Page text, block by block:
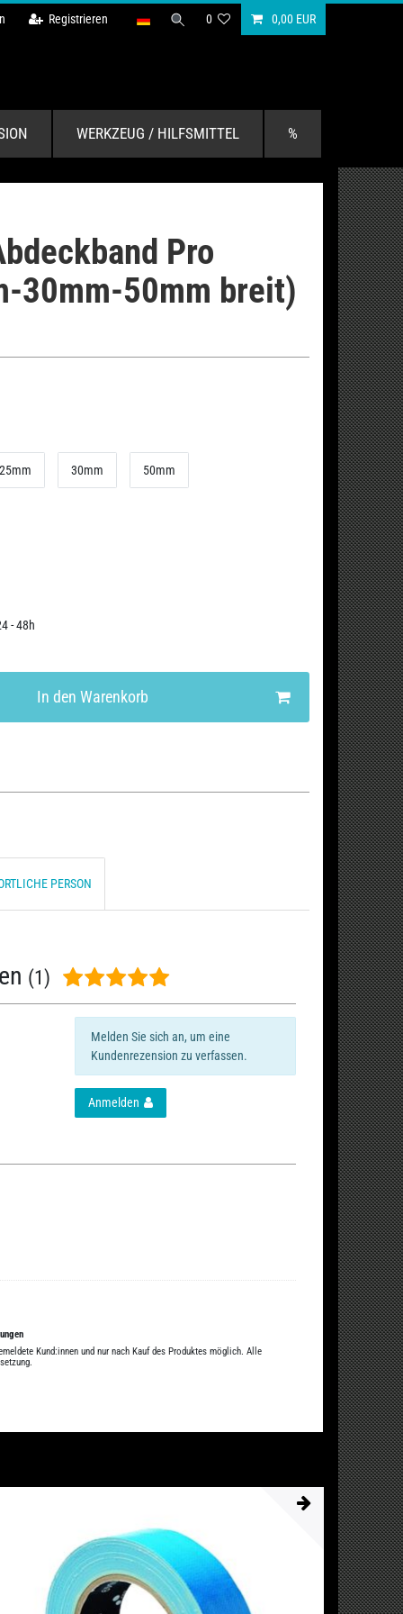
Registrieren 0 0,00 EUR
WERKZEUG / HILFSMITTEL %
Pro
30mm-50mm breit)
25mm 30mm 50mm
- 48h
In den Warenkorb
PERSON
(1)
Melden Sie sich an, um eine
Kundenrezension zu verfassen.
Anmelden
Kund:innen und nur nach Kauf des Produktes möglich. Alle